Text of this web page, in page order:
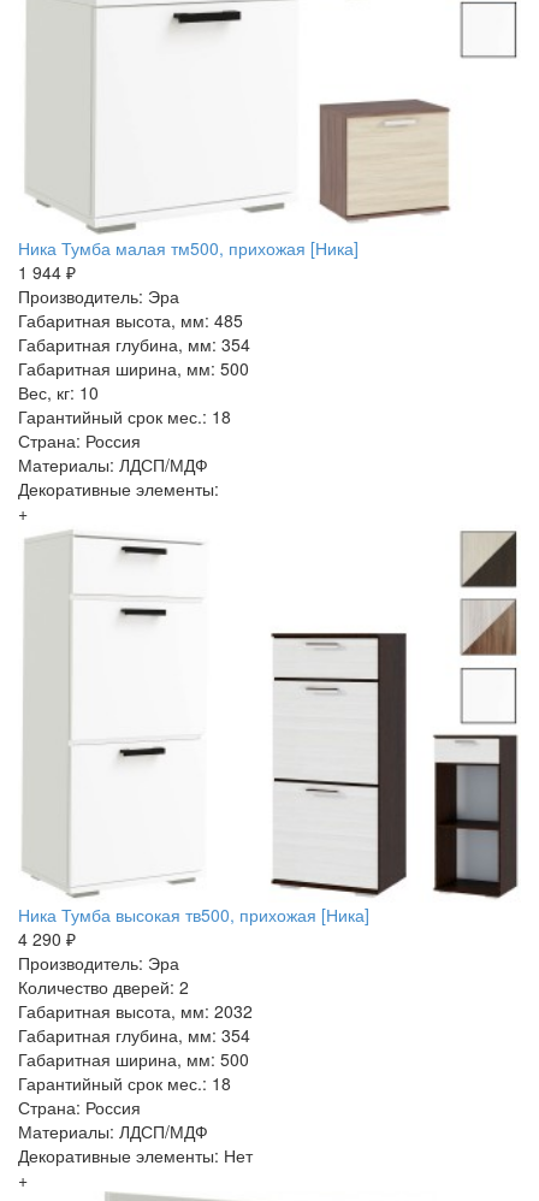
Ника Тумба малая тм500, прихожая [Ника]
1 944 ₽
Производитель: Эра
Габаритная высота, мм: 485
Габаритная глубина, мм: 354
Габаритная ширина, мм: 500
Вес, кг: 10
Гарантийный срок мес.: 18
Страна: Россия
Материалы: ЛДСП/МДФ
Декоративные элементы:
+
Ника Тумба высокая тв500, прихожая [Ника]
4 290 ₽
Производитель: Эра
Количество дверей: 2
Габаритная высота, мм: 2032
Габаритная глубина, мм: 354
Габаритная ширина, мм: 500
Гарантийный срок мес.: 18
Страна: Россия
Материалы: ЛДСП/МДФ
Декоративные элементы: Нет
+